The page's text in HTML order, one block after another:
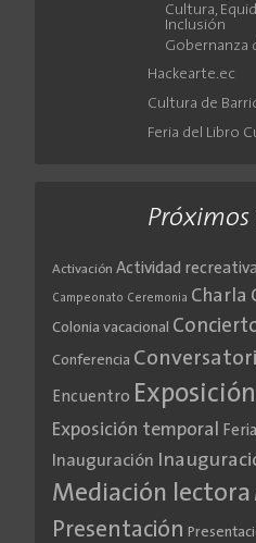
Cultura,
Inclusión
Gobernanza
Hackearte.ec
Cultura de
Feria del Libro
Próximos
Activación Actividad recreativa
Campeonato Ceremonia Charla
Colonia vacacional
Conferencia
Encuentro Exposición
Exposición temporal Feria
Inauguración
Mediación lectora
Presentación